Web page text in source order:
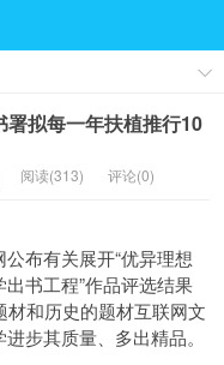
拟每一年扶植推行10
阅读(313) 评论(0)
布有关展开“优异理想
书工程”作品评选结果
和历史的题材互联网文
步其质量、多出精品。